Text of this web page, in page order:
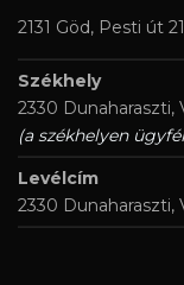
2131 Göd, Pesti út
Székhely
2330 Dunaharaszti,
(a székhelyen
Levélcím
2330 Dunaharaszti,